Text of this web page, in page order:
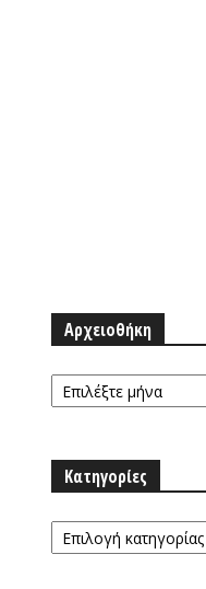
Αρχειοθήκη
Αρχειοθήκη
Κατηγορίες
Κατηγορίες